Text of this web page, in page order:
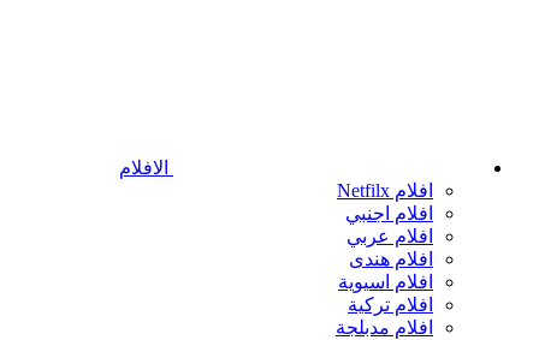
الافلام
افلام Netfilx
افلام اجنبي
افلام عربي
افلام هندى
افلام اسيوية
افلام تركية
افلام مدبلجة